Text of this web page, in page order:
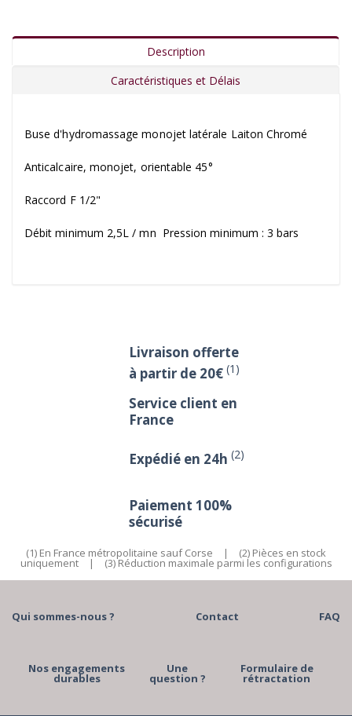
Description
Caractéristiques et Délais
Buse d'hydromassage monojet latérale Laiton Chromé
Anticalcaire, monojet, orientable 45°
Raccord F 1/2"
Débit minimum 2,5L / mn Pression minimum : 3 bars
Livraison offerte
à partir de 20€ (1)
Service client en
France
Expédié en 24h (2)
Paiement 100%
sécurisé
(1) En France métropolitaine sauf Corse | (2) Pièces en stock
uniquement | (3) Réduction maximale parmi les configurations
Qui sommes-nous ? Contact FAQ
Nos engagements
durables
Une
question ?
Formulaire de
rétractation